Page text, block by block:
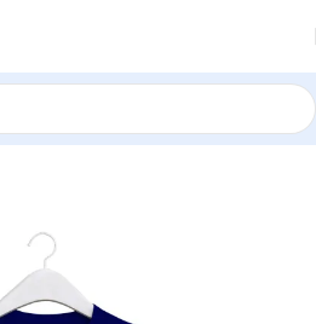
DIMAG GARAM” – BG-RN56